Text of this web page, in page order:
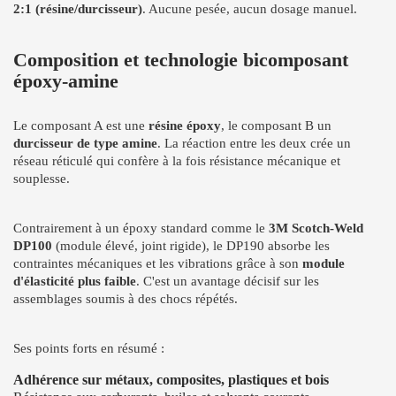
2:1 (résine/durcisseur). Aucune pesée, aucun dosage manuel.
Composition et technologie bicomposant
époxy-amine
Le composant A est une résine époxy, le composant B un
durcisseur de type amine. La réaction entre les deux crée un
réseau réticulé qui confère à la fois résistance mécanique et
souplesse.
Contrairement à un époxy standard comme le 3M Scotch-Weld
DP100 (module élevé, joint rigide), le DP190 absorbe les
contraintes mécaniques et les vibrations grâce à son module
d'élasticité plus faible. C'est un avantage décisif sur les
assemblages soumis à des chocs répétés.
Ses points forts en résumé :
Adhérence sur métaux, composites, plastiques et bois